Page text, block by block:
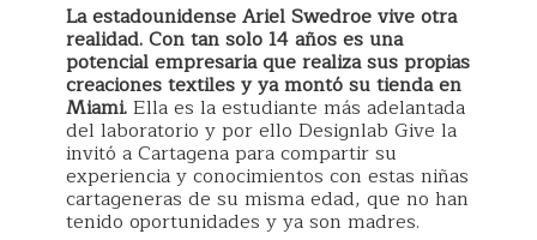
La estadounidense Ariel Swedroe vive otra
realidad. Con tan solo 14 años es una
potencial empresaria que realiza sus propias
creaciones textilesy ya montó su tienda en
Miami.Ella es la estudiante más adelantada
del laboratorio y por ello Designlab Give la
invitó a Cartagena para compartir su
experiencia y conocimientos con estas niñas
cartageneras de su misma edad, que no han
tenido oportunidades y ya son madres.